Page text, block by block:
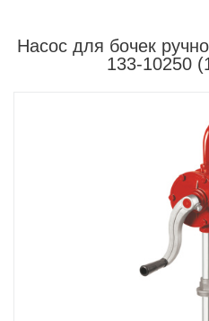
Насос для бочек
133-10250